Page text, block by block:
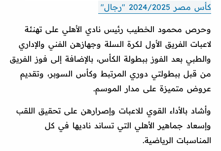
كأس مصر 2024/2025 "رجال"
وحرص محمود الخطيب رئيس نادي الأهلي على تهنئة
لاعبات الفريق الأول لكرة السلة وجهازهن الفني والإداري
والطبي بعد الفوز ببطولة الكأس، بالإضافة إلى فوز الفريق
من قبل ببطولتي دوري المرتبط وكأس السوبر، وتقديم
عروض متميزة على مدار الموسم.
وأشاد بالأداء القوي للاعبات وإصرارهن على تحقيق اللقب
وإسعاد جماهير الأهلي التي تساند ناديها في كل
المناسبات الرياضية.